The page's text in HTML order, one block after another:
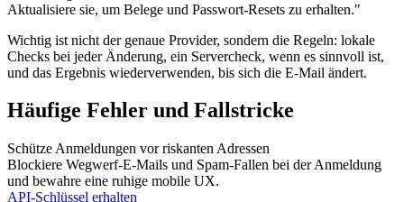
Aktualisiere sie, um Belege und Passwort‑Resets zu erhalten."
Wichtig ist nicht der genaue Provider, sondern die Regeln: lokale
Checks bei jeder Änderung, ein Servercheck, wenn es sinnvoll ist,
und das Ergebnis wiederverwenden, bis sich die E‑Mail ändert.
Häufige Fehler und Fallstricke
Schütze Anmeldungen vor riskanten Adressen
Blockiere Wegwerf‑E-Mails und Spam‑Fallen bei der Anmeldung
und bewahre eine ruhige mobile UX.
API‑Schlüssel erhalten